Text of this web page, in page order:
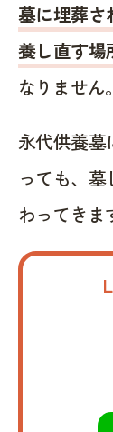
墓に埋葬さ
養し直す場
なりません。
永代供養墓
っても、
わってきま